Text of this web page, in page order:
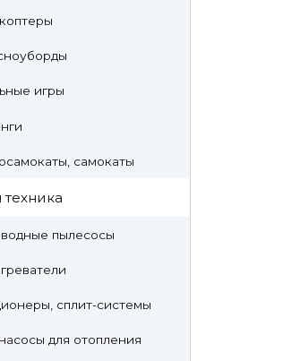
игры
самокаты
пылесосы
сплит-системы
для отопления